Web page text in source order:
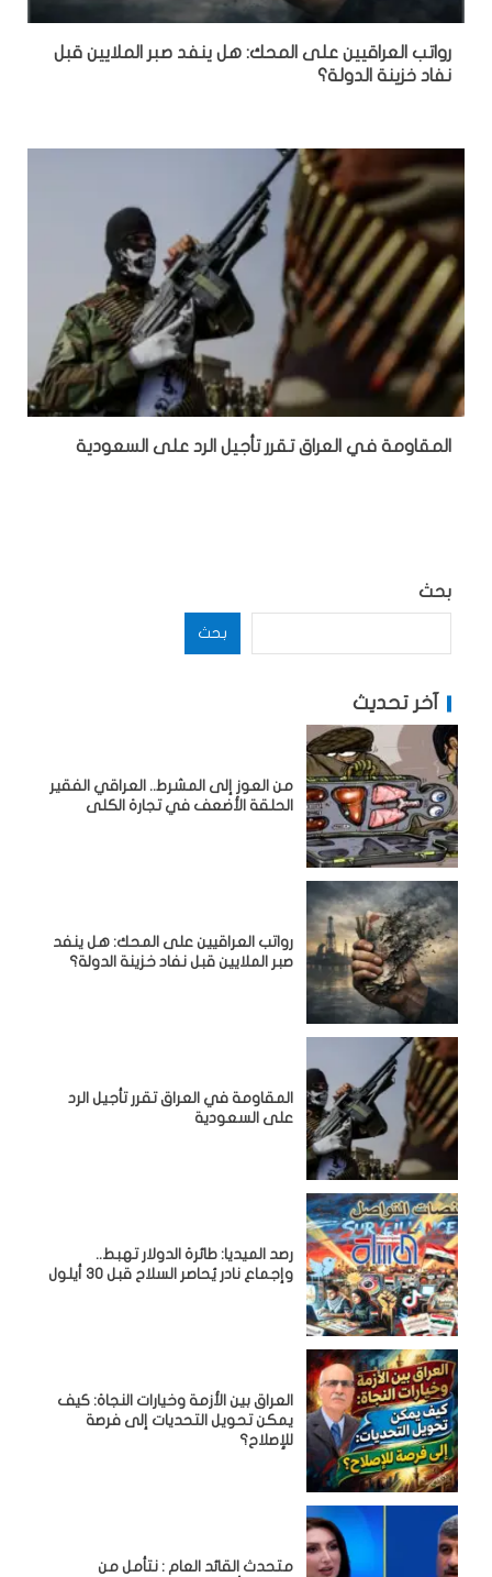
رواتب العراقيين على المحك: هل ينفد صبر الملايين قبل
نفاد خزينة الدولة؟
المقاومة في العراق تقرر تأجيل الرد على السعودية
بحث
بحث
آخر تحديث
من العوز إلى المشرط.. العراقي الفقير
الحلقة الأضعف في تجارة الكلى
رواتب العراقيين على المحك: هل ينفد
صبر الملايين قبل نفاد خزينة الدولة؟
المقاومة في العراق تقرر تأجيل الرد
على السعودية
رصد الميديا: طائرة الدولار تهبط..
وإجماع نادر يُحاصر السلاح قبل 30 أيلول
العراق بين الأزمة وخيارات النجاة: كيف
يمكن تحويل التحديات إلى فرصة
للإصلاح؟
متحدث القائد العام : نتأمل من